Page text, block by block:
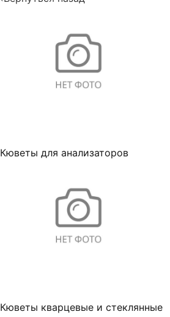
Кюветы для анализаторов
Кюветы кварцевые и стеклянные